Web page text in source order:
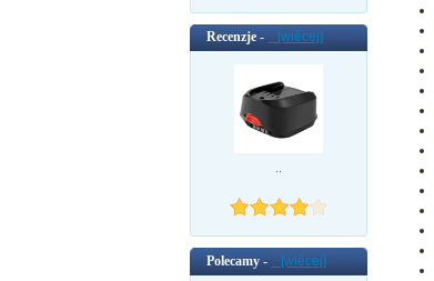
Recenzje - [wiêcej]
Polecamy - [wiêcej]